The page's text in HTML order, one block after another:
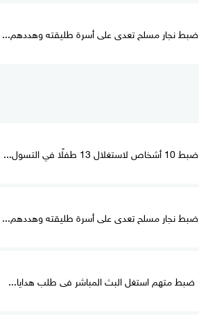
ضبط نجار مسلح تعدى على أسرة طليقته وهددهم...
ضبط 10 أشخاص لاستغلال 13 طفلًا في التسول...
ضبط نجار مسلح تعدى على أسرة طليقته وهددهم...
ضبط متهم استغل البث المباشر فى طلب هدايا...